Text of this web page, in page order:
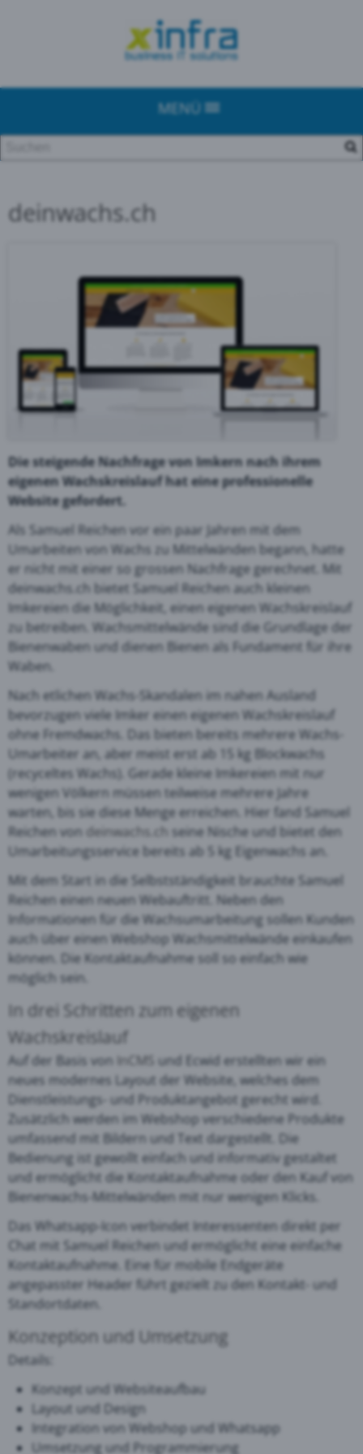
MENÜ
deinwachs.ch
Die steigende Nachfrage von Imkern nach ihrem
eigenen Wachskreislauf hat eine professionelle
Website gefordert.
Als Samuel Reichen vor ein paar Jahren mit dem
Umarbeiten von Wachs zu Mittelwänden begann, hatte
er nicht mit einer so grossen Nachfrage gerechnet. Mit
deinwachs.ch bietet Samuel Reichen auch kleinen
Imkereien die Möglichkeit, einen eigenen Wachskreislauf
zu betreiben. Wachsmittelwände sind die Grundlage der
Bienenwaben und dienen Bienen als Fundament für ihre
Waben.
Nach etlichen Wachs-Skandalen im nahen Ausland
bevorzugen viele Imker einen eigenen Wachskreislauf
ohne Fremdwachs. Das bieten bereits mehrere Wachs-
Umarbeiter an, aber meist erst ab 15 kg Blockwachs
(recyceltes Wachs). Gerade kleine Imkereien mit nur
wenigen Völkern müssen teilweise mehrere Jahre
warten, bis sie diese Menge erreichen. Hier fand Samuel
Reichen von deinwachs.ch seine Nische und bietet den
Umarbeitungsservice bereits ab 5 kg Eigenwachs an.
Mit dem Start in die Selbstständigkeit brauchte Samuel
Reichen einen neuen Webauftritt. Neben den
Informationen für die Wachsumarbeitung sollen Kunden
auch über einen Webshop Wachsmittelwände einkaufen
können. Die Kontaktaufnahme soll so einfach wie
möglich sein.
In drei Schritten zum eigenen
Wachskreislauf
Auf der Basis von InCMS
und Ecwid erstellten wir ein
neues modernes Layout der Website, welches dem
Dienstleistungs- und Produktangebot gerecht wird.
Zusätzlich werden im Webshop verschiedene Produkte
umfassend mit Bildern und Text dargestellt. Die
Bedienung ist gewollt einfach und informativ gestaltet
und ermöglicht die Kontaktaufnahme oder den Kauf von
Bienenwachs-Mittelwänden mit nur wenigen Klicks.
Das Whatsapp-Icon verbindet Interessenten direkt per
Chat mit Samuel Reichen und ermöglicht eine einfache
Kontaktaufnahme. Eine für mobile Endgeräte
angepasster Header führt gezielt zu den Kontakt- und
Standortdaten.
Konzeption und Umsetzung
Details:
Konzept und Websiteaufbau
Layout und Design
Integration von Webshop und Whatsapp
Umsetzung und Programmierung